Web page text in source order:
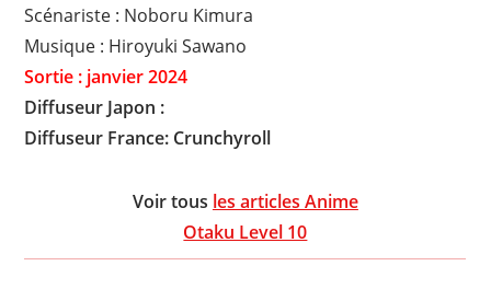
Scénariste : Noboru Kimura
Musique : Hiroyuki Sawano
Sortie : janvier 2024
Diffuseur Japon :
Diffuseur France: Crunchyroll
Voir tous les articles Anime
Otaku Level 10